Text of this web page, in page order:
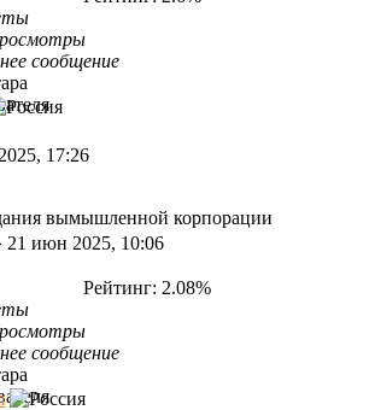
сообщение
17:26
вымышленной корпорации
21 июн 2025, 10:06
Рейтинг: 2.08%
сообщение